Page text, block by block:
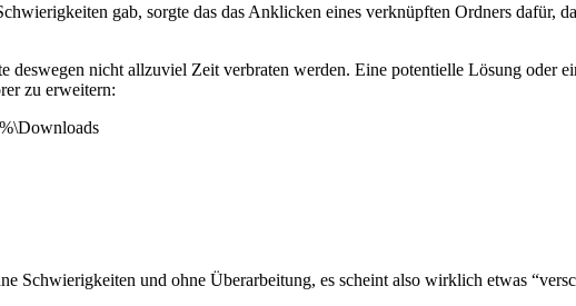
gab, sorgte das das Anklicken eines verknüpften Ordners dafür,
deswegen nicht allzuviel Zeit verbraten werden. Eine potentielle Lösung oder
zu erweitern:
Schwierigkeiten und ohne Überarbeitung, es scheint also wirklich etwas